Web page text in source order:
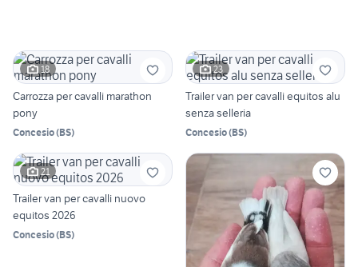
18
Carrozza per cavalli marathon
pony
Concesio(BS)
23
Trailer van per cavalli equitos alu
senza selleria
Concesio(BS)
21
Trailer van per cavalli nuovo
equitos 2026
Concesio(BS)